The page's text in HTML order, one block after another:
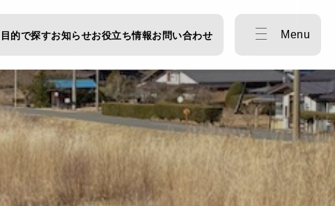
目的で探すお知らせお役立ち情報お問い合わせ Menu